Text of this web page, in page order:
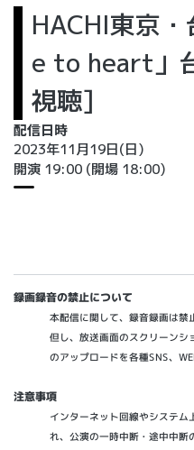
HACHI東京
e to heart」
視聴]
配信日時
2023年11月19日(日)
開演 19:00 (開場 18:00)
録画録音の禁止について
本配信に関して、録音録画は禁
但し、放送画面のスクリーンシ
のアップロードを各種SNS、
注意事項
インターネット回線やシステ
れ、公演の一時中断・途中中断